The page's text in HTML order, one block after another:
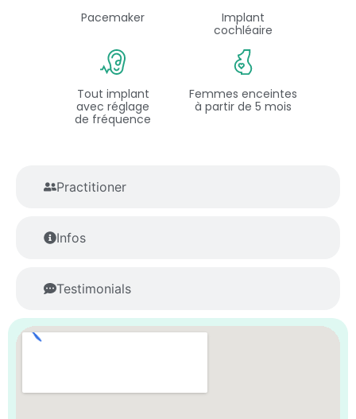
Practitioner
Infos
Testimonials
Pacemaker
Implant
cochléaire
Tout implant
avec réglage
de fréquence
Femmes enceintes
à partir de 5 mois